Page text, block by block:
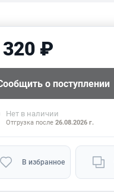
₽
о поступлении
Нет в наличии
Отгрузка после 26.08.2026 г.
В избранное